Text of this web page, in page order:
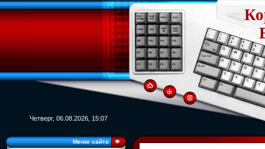
Четверг, 06.08.2026, 15:07
Меню сайта